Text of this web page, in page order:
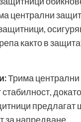
централни
както в
Трима
стабилност,
предлагат
за напредване.